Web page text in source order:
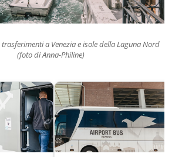
a Venezia e isole della Laguna Nord
(foto di Anna-Philine)